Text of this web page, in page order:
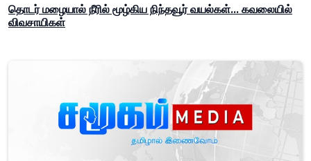
தொடர் மழையால் நீரில் மூழ்கிய நிந்தவூர் வயல்கள்... கவலையில்
விவசாயிகள்